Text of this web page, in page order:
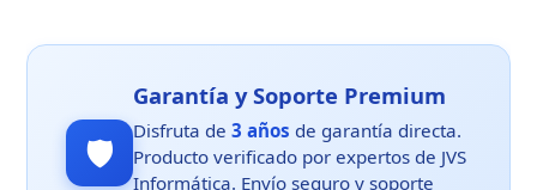
🛡️
Garantía y Soporte Premium
Disfruta de3 años de garantía directa.
Producto verificado por expertos de JVS
Informática. Envío seguro y soporte